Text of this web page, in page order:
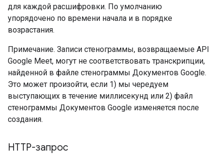
для каждой расшифровки. По умолчанию
упорядочено по времени начала и в порядке
возрастания.
Примечание. Записи стенограммы, возвращаемые API
Google Meet, могут не соответствовать транскрипции,
найденной в файле стенограммы Документов Google.
Это может произойти, если 1) мы чередуем
выступающих в течение миллисекунд или 2) файл
стенограммы Документов Google изменяется после
создания.
HTTP-запрос